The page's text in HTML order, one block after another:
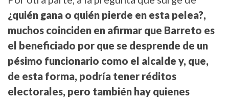
¿quién gana o quién pierde en esta pelea?,
muchos coinciden en afirmar que Barreto es
el beneficiado por que se desprende de un
pésimo funcionario como el alcalde y, que,
de esta forma, podría tener réditos
electorales, pero también hay quienes